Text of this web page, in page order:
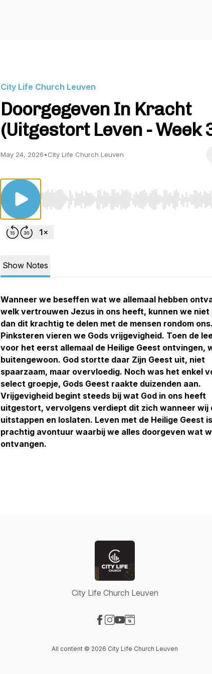
City Life Church Leuven
Doorgegeven In Kracht
(Uitgestort Leven - Week
May 24, 2026•City Life Church Leuven
Use Left/Right to seek, Home/End to jump to
Show Notes
Wanneer we beseffen wat we allemaal hebben
welk vertrouwen Jezus in ons heeft, kunnen we niet
dan dit krachtig te delen met de mensen rondom
Pinksteren vieren we Gods vrijgevigheid. Toen de
voor het eerst allemaal de Heilige Geest ontvingen,
buitengewoon. God stortte daar Zijn Geest uit, niet
spaarzaam, maar overvloedig. Noch was het enkel
select groepje, Gods Geest raakte duizenden aan.
Vrijgevigheid begint steeds bij wat God in ons heeft
uitgestort, vervolgens verdiept dit zich wanneer wij
uitstappen en loslaten. Leven met de Heilige Geest
prachtig avontuur waarbij we alles doorgeven wat
ontvangen.
City Life Church Leuven
All content © 2026 City Life Church Leuven